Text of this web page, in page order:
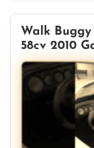
Walk Buggy
58cv 2010